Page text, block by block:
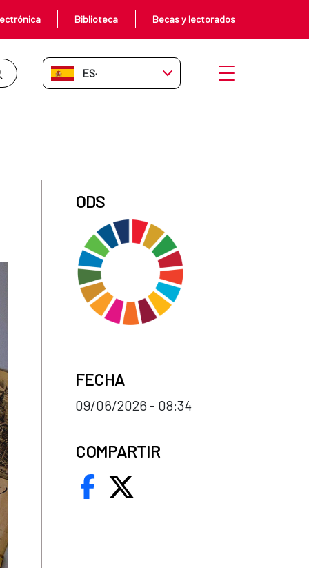
Biblioteca Becas y lectorados
ES-ES Abrir menú
ODS
FECHA
09/06/2026 - 08:34
COMPARTIR